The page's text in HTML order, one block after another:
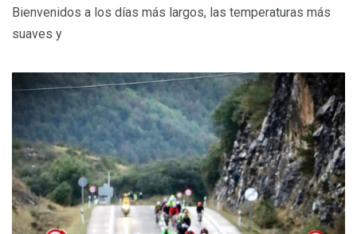
Bienvenidos a los días más largos, las temperaturas más
suaves y